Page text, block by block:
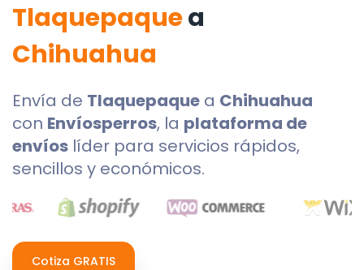
Tlaquepaquea
Chihuahua
Envía de Tlaquepaque a Chihuahua
con Envíosperros, la plataforma de
envíos líder para servicios rápidos,
sencillos y económicos.
Cotiza GRATIS